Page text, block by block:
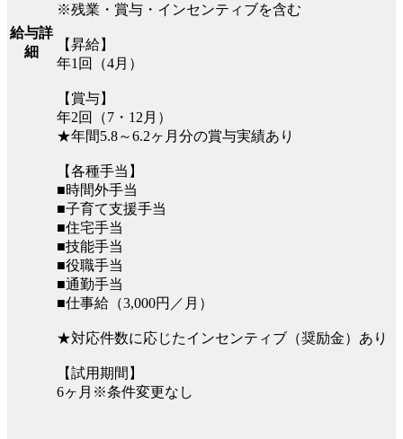
給与詳
細
※残業・賞与・インセンティブを含む
【昇給】
年1回（4月）
【賞与】
年2回（7・12月）
★年間5.8～6.2ヶ月分の賞与実績あり
【各種手当】
■時間外手当
■子育て支援手当
■住宅手当
■技能手当
■役職手当
■通勤手当
■仕事給（3,000円／月）
★対応件数に応じたインセンティブ（奨励金）あり
【試用期間】
6ヶ月※条件変更なし